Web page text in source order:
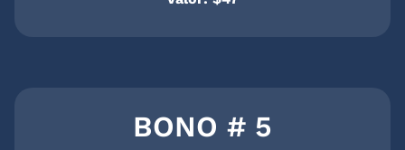
BONO # 5